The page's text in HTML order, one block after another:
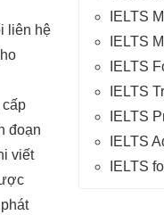
liên hệ
cấp
đoạn
viết
IELTS
IELTS
IELTS
IELTS
IELTS
IELTS
IELTS